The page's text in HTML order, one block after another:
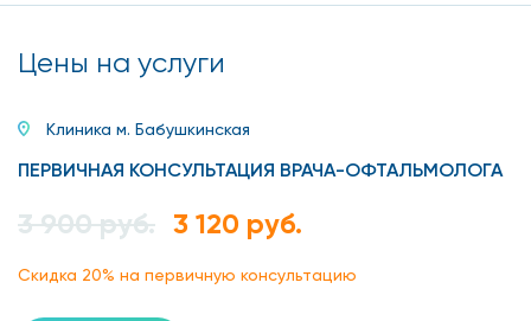
Гиперметропия.
Трахома.
Ячмень.
Цены на услуги
Клиника м. Бабушкинская
ПЕРВИЧНАЯ КОНСУЛЬТАЦИЯ ВРАЧА-ОФТАЛЬМОЛОГА
3 900 руб. 3 120 руб.
Скидка 20% на первичную консультацию